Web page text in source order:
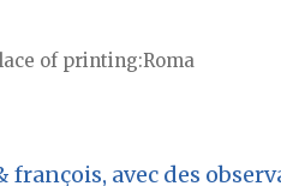
of printing Roma
avec des